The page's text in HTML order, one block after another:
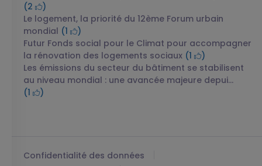
(2
)
Le logement, la priorité du 12ème Forum urbain
mondial (1
)
Futur Fonds social pour le Climat pour accompagner
la rénovation des logements sociaux (1
)
Les émissions du secteur du bâtiment se stabilisent
au niveau mondial : une avancée majeure depui...
(1
)
Confidentialité des données